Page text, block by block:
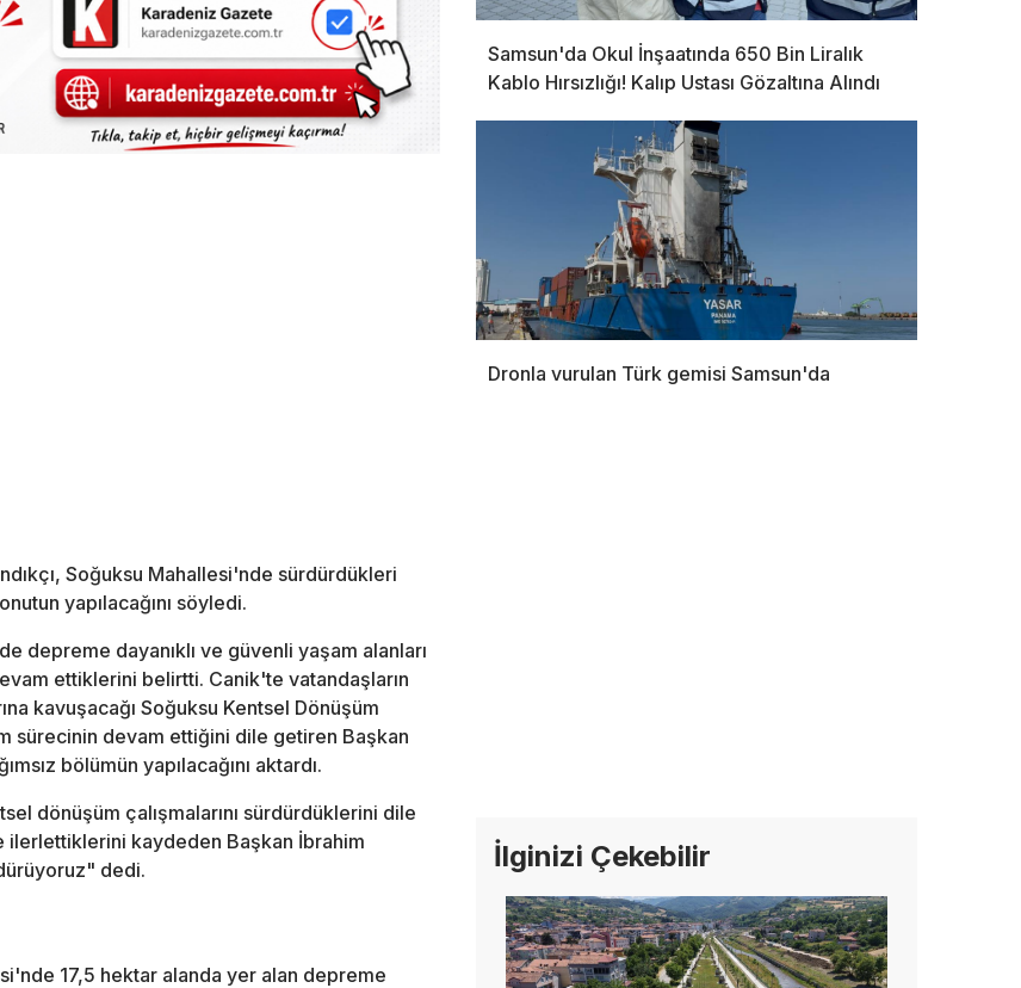
Soğuksu Mahallesi'nde sürdürdükleri
yapılacağını söyledi.
depreme dayanıklı ve güvenli yaşam alanları
ettiklerini belirtti. Canik'te vatandaşların
kavuşacağı Soğuksu Kentsel Dönüşüm
sürecinin devam ettiğini dile getiren Başkan
bölümün yapılacağını aktardı.
dönüşüm çalışmalarını sürdürdüklerini dile
kaydeden Başkan İbrahim
dedi.
17,5 hektar alanda yer alan depreme
Samsun'da Okul İnşaatında 650 Bin Liralık
Kablo Hırsızlığı! Kalıp Ustası Gözaltına Alındı
Dronla vurulan Türk gemisi Samsun'da
İlginizi Çekebilir